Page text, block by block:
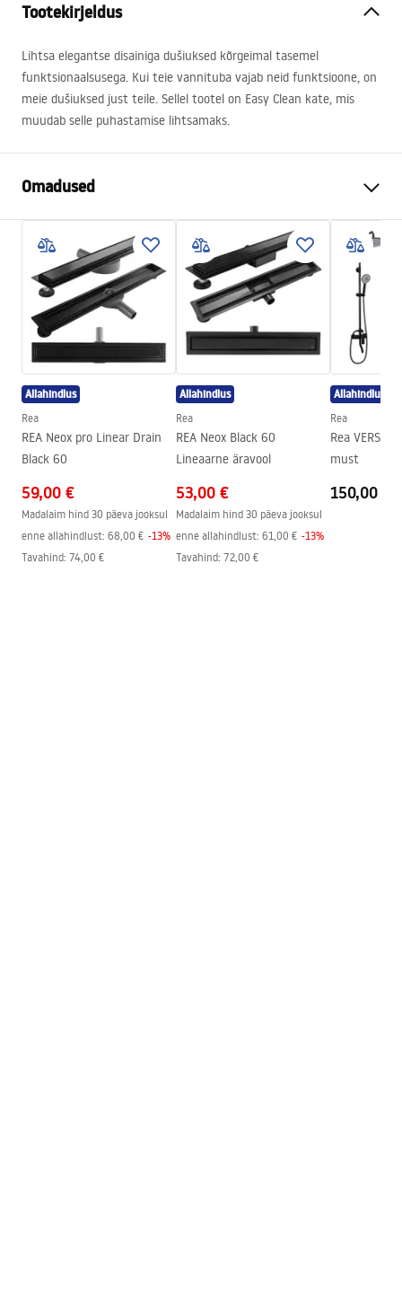
Tootekirjeldus
Lihtsa elegantse disainiga dušiuksed kõrgeimal tasemel
funktsionaalsusega. Kui teie vannituba vajab neid funktsioone, on
meie dušiuksed just teile. Sellel tootel on Easy Clean kate, mis
muudab selle puhastamise lihtsamaks.
Omadused
Ukse avamise meetod
Ukse suurus
100
Ukse suund
Universaalne
Klaasi paksus
6 mm
Duši ukse kõrgus
200cm
Sissepääsu laius
60 cm
Profiili materjal
Alumiinium
Käepideme materjal
Alumiinium
Avamise suund
väljaspool
Easy Clean kate
Jah, klaasi ühel poolel
Profiili viimistlus
Must
Profiilide kohandamine
2 cm
Allahindlus
Rea
REA Neox pro Linear Drain
Black 60
59,00 €
Madalaim hind 30 päeva jooksul
enne allahindlust: 68,00 € -13%
Tavahind: 74,00 €
Allahindlus
Rea
REA Neox Black 60
Lineaarne äravool
53,00 €
Madalaim hind 30 päeva jooksul
enne allahindlust: 61,00 € -13%
Tavahind: 72,00 €
Allahindlus
Rea
Rea VERSO
must
150,00 €